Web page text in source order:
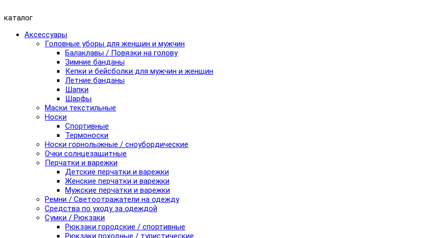
каталог
Аксессуары
Головные уборы для женщин и мужчин
Балаклавы / Повязки на голову
Зимние банданы
Кепки и бейсболки для мужчин и женщин
Летние банданы
Шапки
Шарфы
Маски текстильные
Носки
Спортивные
Термоноски
Носки горнолыжные / сноубордические
Очки солнцезащитные
Перчатки и варежки
Детские перчатки и варежки
Женские перчатки и варежки
Мужские перчатки и варежки
Ремни / Светоотражатели на одежду
Средства по уходу за одеждой
Сумки / Рюкзаки
Рюкзаки городские / спортивные
Рюкзаки походные / туристические